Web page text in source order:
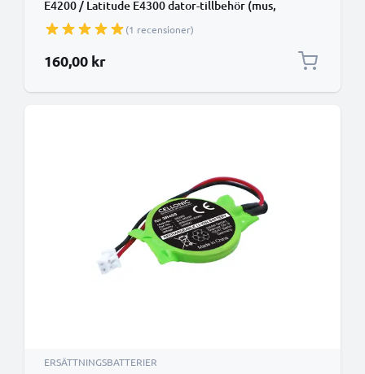
E4200 / Latitude E4300 dator-tillbehör (mus,
tangentbord) - 200mAh Laddningsbart CMOS
ersättningsbatteri eller reservbatteri
(1 recensioner)
160,00 kr
ERSÄTTNINGSBATTERIER